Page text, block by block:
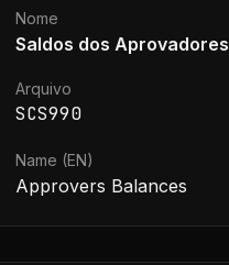
Nome
Saldos dos Aprovadores
Arquivo
SCS990
Name (EN)
Approvers Balances